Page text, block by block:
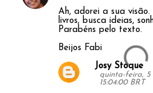
Ah, adorei a sua
livros, busca ideias,
Parabéns pelo texto.
Beijos Fabi
Josy Stoque
quinta-feira, 5
15:04:00 BRT